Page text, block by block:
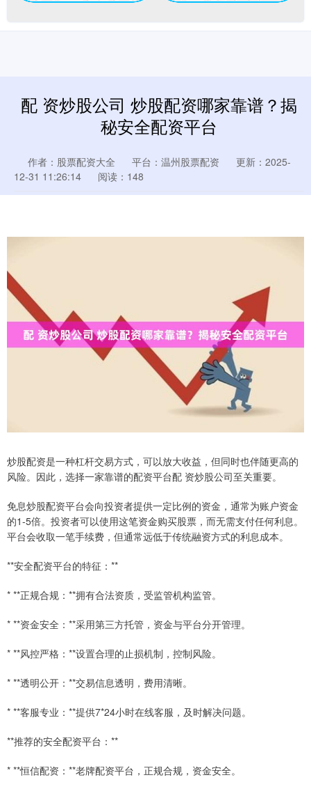
配 资炒股公司 炒股配资哪家靠谱？揭
秘安全配资平台
作者：股票配资大全 平台：温州股票配资
更新：2025-
12-31 11:26:14
阅读：148
炒股配资是一种杠杆交易方式，可以放大收益，但同时也伴随更高的
风险。因此，选择一家靠谱的配资平台配 资炒股公司至关重要。
免息炒股配资平台会向投资者提供一定比例的资金，通常为账户资金
的1-5倍。投资者可以使用这笔资金购买股票，而无需支付任何利息。
平台会收取一笔手续费，但通常远低于传统融资方式的利息成本。
**安全配资平台的特征：**
* **正规合规：**拥有合法资质，受监管机构监管。
* **资金安全：**采用第三方托管，资金与平台分开管理。
* **风控严格：**设置合理的止损机制，控制风险。
* **透明公开：**交易信息透明，费用清晰。
* **客服专业：**提供7*24小时在线客服，及时解决问题。
**推荐的安全配资平台：**
* **恒信配资：**老牌配资平台，正规合规，资金安全。